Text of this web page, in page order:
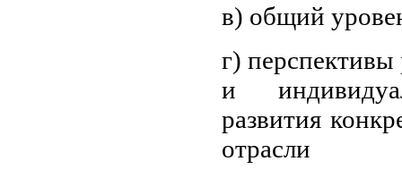
в) общий
г) перспективы
и
развития
отрасли